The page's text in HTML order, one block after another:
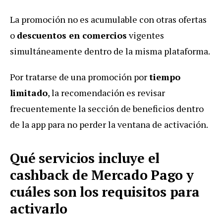
La promoción no es acumulable con otras ofertas
o descuentos en comercios vigentes
simultáneamente dentro de la misma plataforma.
Por tratarse de una promoción portiempo
limitado, la recomendación es revisar
frecuentemente la sección de beneficios dentro
de la app para no perder la ventana de activación.
Qué servicios incluye el
cashback de Mercado Pago y
cuáles son los requisitos para
activarlo